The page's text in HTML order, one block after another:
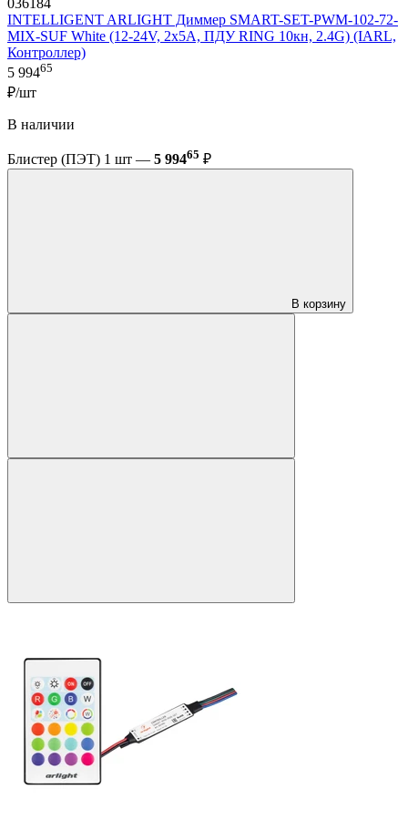
036184
INTELLIGENT ARLIGHT Диммер SMART-SET-PWM-102-72-
MIX-SUF White (12-24V, 2x5A, ПДУ RING 10кн, 2.4G) (IARL,
Контроллер)
5 99465
₽/шт
В наличии
Блистер (ПЭТ) 1 шт — 5 99465 ₽
В корзину